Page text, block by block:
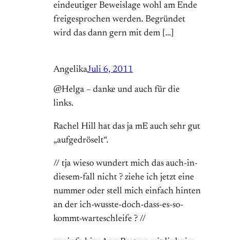
eindeutiger Beweislage wohl am Ende
freigesprochen werden. Begründet
wird das dann gern mit dem […]
AngelikaJuli 6, 2011
@Helga – danke und auch für die
links.
Rachel Hill hat das ja mE auch sehr gut
„aufgedröselt“.
// tja wieso wundert mich das auch-in-
diesem-fall nicht ? ziehe ich jetzt eine
nummer oder stell mich einfach hinten
an der ich-wusste-doch-dass-es-so-
kommt-warteschleife ? //